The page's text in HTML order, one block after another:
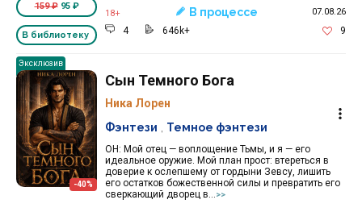
159 ₽95 ₽
В библиотеку
18+ В процессе 07.08.26
4 646k+ 9
Эксклюзив
-40%
Сын Темного Бога
Ника Лорен
ОН: Мой отец — воплощение Тьмы, и я — его
идеальное оружие. Мой план прост: втереться в
доверие к ослепшему от гордыни Зевсу, лишить
его остатков божественной силы и превратить его
сверкающий дворец в...
>>
Фэнтези Темное фэнтези